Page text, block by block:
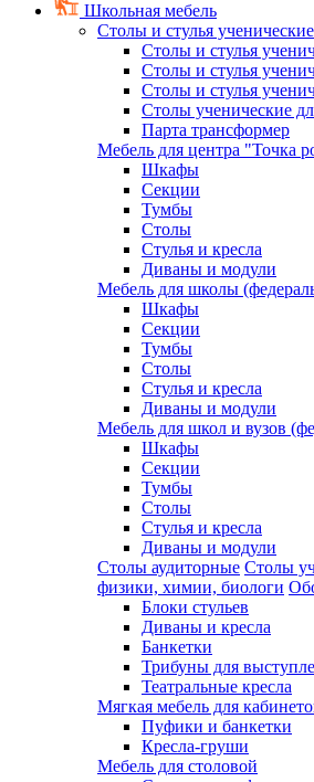
Школьная мебель
Столы и стулья ученические
Столы и стулья
Столы и стулья
Столы и стулья
Столы ученические
Парта трансформер
Мебель для центра "Точка
Шкафы
Секции
Тумбы
Столы
Стулья и кресла
Диваны и модули
Мебель для школы
Шкафы
Секции
Тумбы
Столы
Стулья и кресла
Диваны и модули
Мебель для школ и вузов
Шкафы
Секции
Тумбы
Столы
Стулья и кресла
Диваны и модули
Столы аудиторные Столы
физики, химии, биологи
Блоки стульев
Диваны и кресла
Банкетки
Трибуны для
Театральные кресла
Мягкая мебель для
Пуфики и банкетки
Кресла-груши
Мебель для столовой